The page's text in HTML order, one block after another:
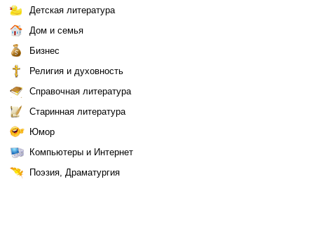
Детская литература
Дом и семья
Бизнес
Религия и духовность
Справочная литература
Старинная литература
Юмор
Компьютеры и Интернет
Поэзия, Драматургия